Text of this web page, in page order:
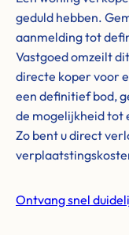
geduld hebben.
aanmelding tot
Vastgoed omzeilt
directe koper voor
een definitief bod,
de mogelijkheid tot
Zo bent u direct
Ontvang snel